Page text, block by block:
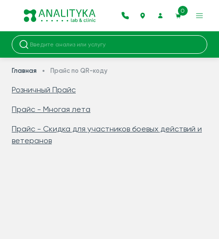
0
Главная Прайс по QR-коду
Розничный Прайс
Прайс - Многая лета
Прайс - Скидка для участников боевых действий и
ветеранов